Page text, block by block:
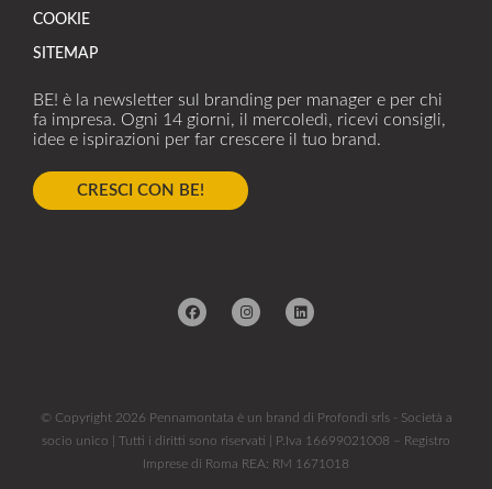
COOKIE
SITEMAP
BE! è la newsletter sul branding per manager e per chi
fa impresa. Ogni 14 giorni, il mercoledì, ricevi consigli,
idee e ispirazioni per far crescere il tuo brand.
CRESCI CON BE!
© Copyright 2026 Pennamontata è un brand di Profondi srls - Società a
socio unico | Tutti i diritti sono riservati | P.Iva 16699021008 – Registro
Imprese di Roma REA: RM 1671018